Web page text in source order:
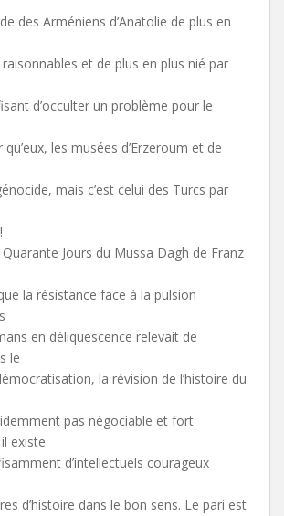
des Arméniens d’Anatolie de plus en
et de plus en plus nié par
d’occulter un problème pour le
les musées d’Erzeroum et de
mais c’est celui des Turcs par
Jours du Mussa Dagh de Franz
la résistance face à la pulsion
en déliquescence relevait de
le
la révision de l’histoire du
pas négociable et fort
existe
d’intellectuels courageux
d’histoire dans le bon sens. Le pari est